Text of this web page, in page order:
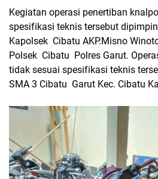
Kegiatan operasi penertiban
spesifikasi teknis tersebut
Kapolsek Cibatu AKP.Misno
Polsek Cibatu Polres Garut.
tidak sesuai spesifikasi teknis
SMA 3 Cibatu Garut Kec. Cibatu